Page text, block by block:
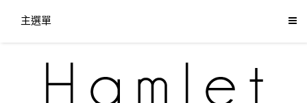
主選單